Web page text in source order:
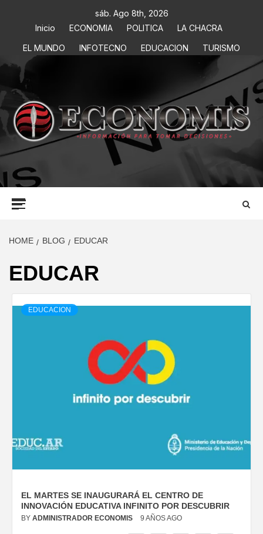
sáb. Ago 8th, 2026
Inicio
ECONOMIA POLITICA
LA CHACRA
EL MUNDO
INFOTECNO EDUCACION TURISMO
ECONOMIS
INFORMACIÓN PARA TOMAR DECISIONES
HOME BLOG EDUCAR
EDUCAR
EDUCACION
EL MARTES SE INAUGURARÁ EL CENTRO DE
INNOVACIÓN EDUCATIVA INFINITO POR DESCUBRIR
BY ADMINISTRADOR ECONOMIS 9 AÑOS AGO